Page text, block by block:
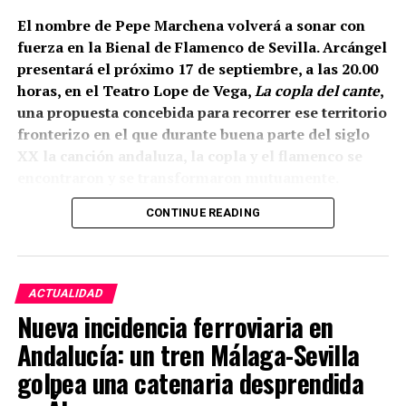
nivel del mar.
Está arqueológicamente demostrado que, al menos
en el recinto de la Alcazaba, la construcción
El nombre de Pepe Marchena volverá a sonar con
fuerza en la Bienal de Flamenco de Sevilla. Arcángel
presentará el próximo 17 de septiembre, a las 20.00
horas, en el Teatro Lope de Vega,La copla del cante,
una propuesta concebida para recorrer ese territorio
fronterizo en el que durante buena parte del siglo
XX la canción andaluza, la copla y el flamenco se
La propia organización ha definido el espectáculo
entre flamenco y copla, pero existe un dato
especialmente relevante para Marchena: el
repertorio está inspirado expresamente en
Marchena, Caracol, Pepe Pinto, Canalejas y La
Paquera de Jerez. Es decir, Pepe Marchena no
aparece aquí como una relación interpretativa
añadida a posteriori, sino como una de las
CONTINUE READING
ACTUALIDAD
Nueva incidencia ferroviaria en
Andalucía: un tren Málaga-Sevilla
golpea una catenaria desprendida